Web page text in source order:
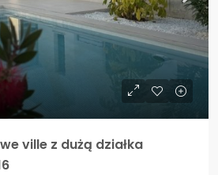
ville z dużą działka